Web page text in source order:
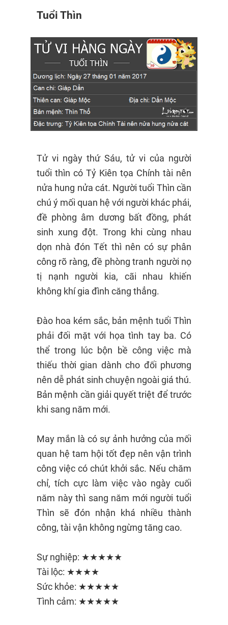
Tuổi Thìn
Tử vi ngày thứ Sáu, tử vi của người
tuổi thìn có Tỷ Kiên tọa Chính tài nên
nửa hung nửa cát. Người tuổi Thìn cần
chú ý mối quan hệ với người khác phái,
đề phòng âm dương bất đồng, phát
sinh xung đột. Trong khi cùng nhau
dọn nhà đón Tết thì nên có sự phân
công rõ ràng, đề phòng tranh người nọ
tị nạnh người kia, cãi nhau khiến
không khí gia đình căng thẳng.
Đào hoa kém sắc, bản mệnh tuổi Thìn
phải đối mặt với họa tình tay ba. Có
thể trong lúc bộn bề công việc mà
thiếu thời gian dành cho đối phương
nên dễ phát sinh chuyện ngoài giá thú.
Bản mệnh cần giải quyết triệt để trước
khi sang năm mới.
May mắn là có sự ảnh hưởng của mối
quan hệ tam hội tốt đẹp nên vận trình
công việc có chút khởi sắc. Nếu chăm
chỉ, tích cực làm việc vào ngày cuối
năm này thì sang năm mới người tuổi
Thìn sẽ đón nhận khá nhiều thành
công, tài vận không ngừng tăng cao.
Sự nghiệp: ★★★★★
Tài lộc: ★★★★
Sức khỏe: ★★★★★
Tình cảm: ★★★★★